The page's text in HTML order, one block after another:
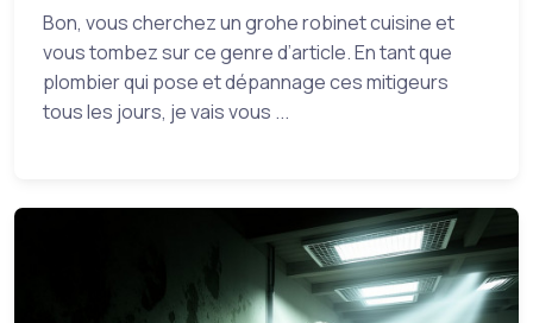
Bon, vous cherchez un grohe robinet cuisine et
vous tombez sur ce genre d’article. En tant que
plombier qui pose et dépannage ces mitigeurs
tous les jours, je vais vous ...